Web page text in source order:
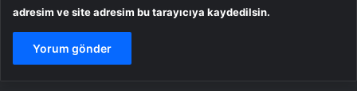
adresim ve site adresim bu tarayıcıya kaydedilsin.